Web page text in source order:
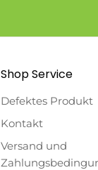
Shop Service
Defektes Produkt
Kontakt
Versand und